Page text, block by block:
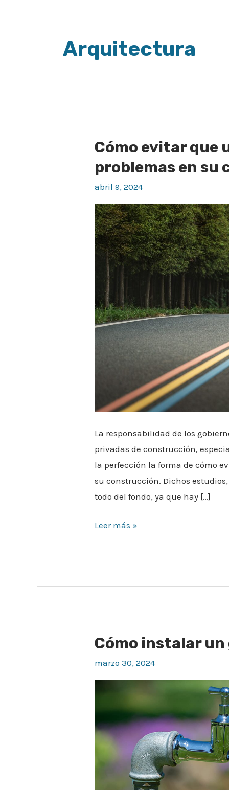
Arquitectura
Cómo evitar que
problemas en su
abril 9, 2024
La responsabilidad de los
privadas de construcción,
la perfección la forma de cómo
su construcción. Dichos
todo del fondo, ya que hay […]
Cómo
que
una
carretera
tenga
problemas
en
construcción
Leer más »
Cómo instalar
marzo 30, 2024
Cómo
jardín
entradas